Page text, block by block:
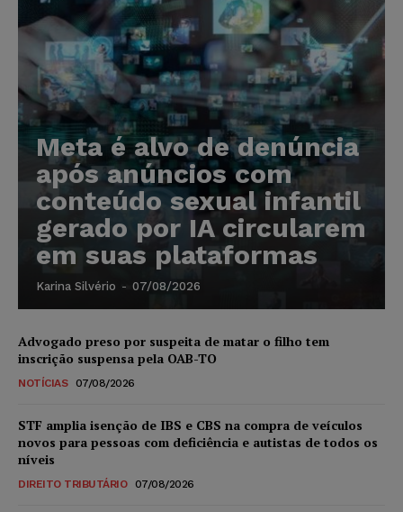
Meta é alvo de denúncia
após anúncios com
conteúdo sexual infantil
gerado por IA circularem
em suas plataformas
Karina Silvério - 07/08/2026
Advogado preso por suspeita de matar o filho tem
inscrição suspensa pela OAB-TO
NOTÍCIAS 07/08/2026
STF amplia isenção de IBS e CBS na compra de veículos
novos para pessoas com deficiência e autistas de todos os
níveis
DIREITO TRIBUTÁRIO 07/08/2026